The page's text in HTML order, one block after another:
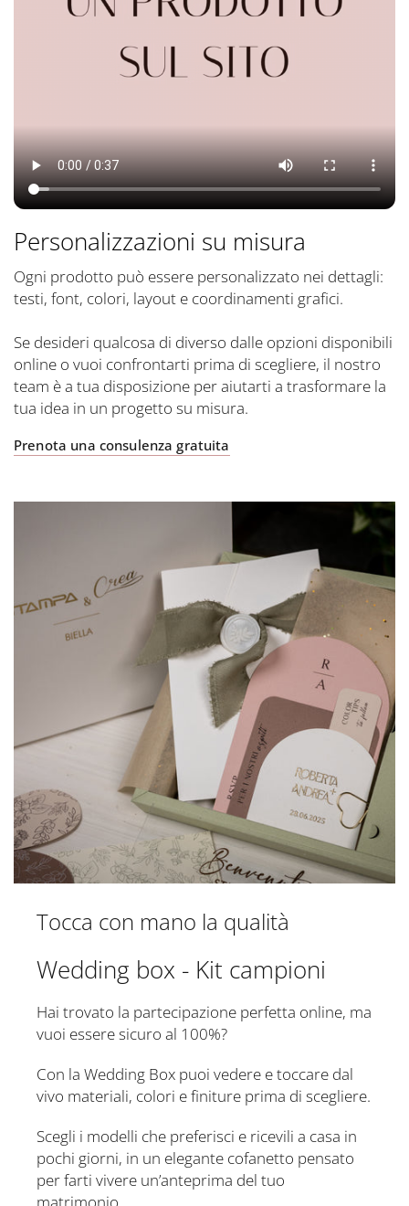
Personalizzazioni su misura
Ogni prodotto può essere personalizzato nei dettagli:
testi, font, colori, layout e coordinamenti grafici.
Se desideri qualcosa di diverso dalle opzioni disponibili
online o vuoi confrontarti prima di scegliere, il nostro
team è a tua disposizione per aiutarti a trasformare la
tua idea in un progetto su misura.
Prenota una consulenza gratuita
Tocca con mano la qualità
Wedding box - Kit campioni
Hai trovato la partecipazione perfetta online, ma
vuoi essere sicuro al 100%?
Con la Wedding Box puoi vedere e toccare dal
vivo materiali, colori e finiture prima di scegliere.
Scegli i modelli che preferisci e ricevili a casa in
pochi giorni, in un elegante cofanetto pensato
per farti vivere un’anteprima del tuo
matrimonio.